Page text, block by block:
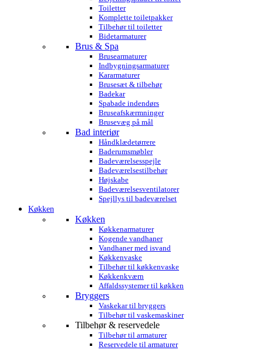
Toiletter
Komplette toiletpakker
Tilbehør til toiletter
Bidetarmaturer
Brus & Spa
Brusearmaturer
Indbygningsarmaturer
Kararmaturer
Brusesæt & tilbehør
Badekar
Spabade indendørs
Bruseafskærmninger
Brusevæg på mål
Bad interiør
Håndklædetørrere
Baderumsmøbler
Badeværelsesspejle
Badeværelsestilbehør
Højskabe
Badeværelsesventilatorer
Spejllys til badeværelset
Køkken
Køkken
Køkkenarmaturer
Kogende vandhaner
Vandhaner med isvand
Køkkenvaske
Tilbehør til køkkenvaske
Køkkenkværn
Affaldssystemer til køkken
Bryggers
Vaskekar til bryggers
Tilbehør til vaskemaskiner
Tilbehør & reservedele
Tilbehør til armaturer
Reservedele til armaturer